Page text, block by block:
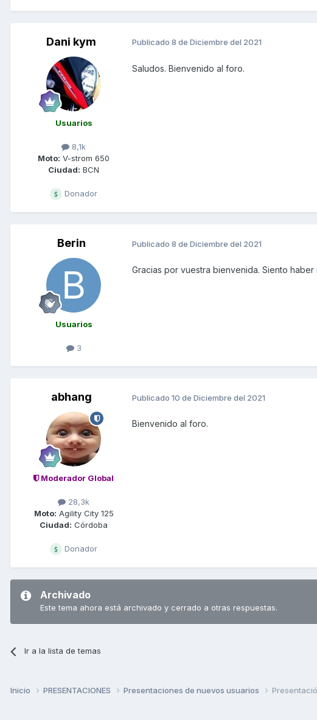
Dani kym
Usuarios
8,1k
Moto: V-strom 650
Ciudad: BCN
Donador
Publicado 8 de Diciembre del 2021
Saludos. Bienvenido al foro.
Berin
Usuarios
3
Publicado 8 de Diciembre del 2021
Gracias por vuestra bienvenida. Siento haber
abhang
Moderador Global
28,3k
Moto: Agility City 125
Ciudad: Córdoba
Donador
Publicado 10 de Diciembre del 2021
Bienvenido al foro.
Archivado
Este tema ahora está archivado y cerrado a otras respuestas.
Ir a la lista de temas
Inicio PRESENTACIONES Presentaciones de nuevos usuarios